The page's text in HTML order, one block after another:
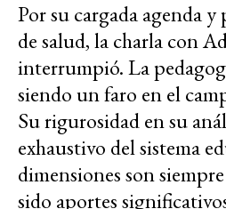
Por su cargada agenda
de salud, la charla con
interrumpió. La
siendo un faro en el
Su rigurosidad en su
exhaustivo del sistema
dimensiones son
sido aportes